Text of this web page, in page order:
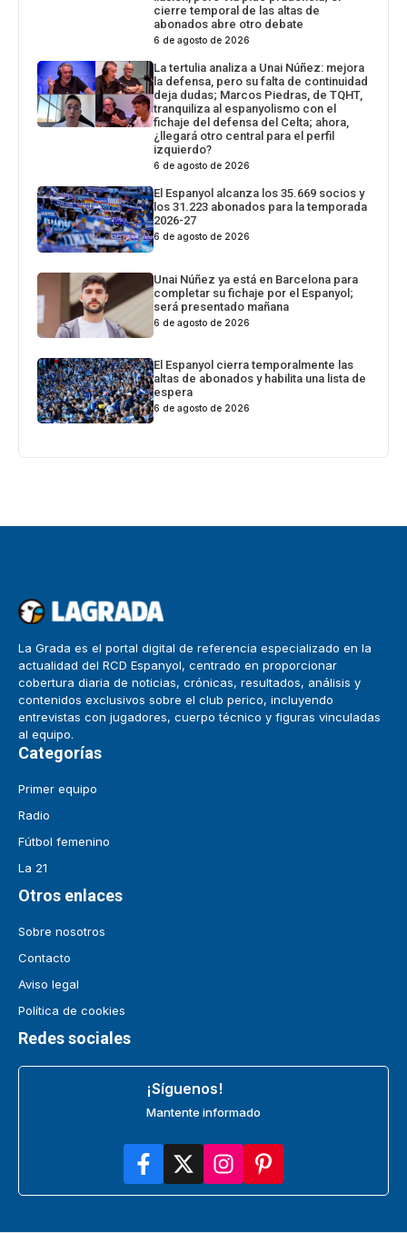
cierre temporal de las altas de
abonados abre otro debate
6 de agosto de 2026
La tertulia analiza a Unai Núñez: mejora
la defensa, pero su falta de continuidad
deja dudas; Marcos Piedras, de TQHT,
tranquiliza al espanyolismo con el
fichaje del defensa del Celta; ahora,
¿llegará otro central para el perfil
izquierdo?
6 de agosto de 2026
El Espanyol alcanza los 35.669 socios y
los 31.223 abonados para la temporada
2026-27
6 de agosto de 2026
Unai Núñez ya está en Barcelona para
completar su fichaje por el Espanyol;
será presentado mañana
6 de agosto de 2026
El Espanyol cierra temporalmente las
altas de abonados y habilita una lista de
espera
6 de agosto de 2026
La Grada es el portal digital de referencia especializado en la
actualidad del RCD Espanyol, centrado en proporcionar
cobertura diaria de noticias, crónicas, resultados, análisis y
contenidos exclusivos sobre el club perico, incluyendo
entrevistas con jugadores, cuerpo técnico y figuras vinculadas
al equipo.
Categorías
Primer equipo
Radio
Fútbol femenino
La 21
Otros enlaces
Sobre nosotros
Contacto
Aviso legal
Política de cookies
Redes sociales
¡Síguenos!
Mantente informado